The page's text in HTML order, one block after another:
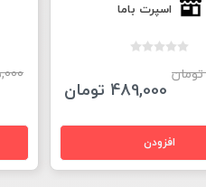
اسپرت باما
489,000 تومان